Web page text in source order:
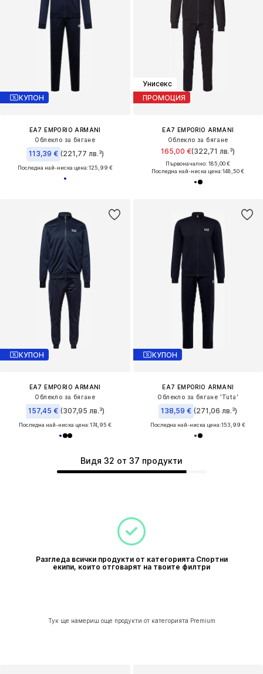
КУПОН
EA7 EMPORIO ARMANI
Облекло за бягане
113,39 € (221,77 лв.³)
Последна най-ниска цена:125,99 €
Унисекс
ПРОМОЦИЯ
EA7 EMPORIO ARMANI
Облекло за бягане
165,00 €(322,71 лв.³)
Първоначално: 185,00 €
Последна най-ниска цена:148,50 €
КУПОН
EA7 EMPORIO ARMANI
Облекло за бягане
157,45 € (307,95 лв.³)
Последна най-ниска цена:174,95 €
КУПОН
EA7 EMPORIO ARMANI
Облекло за бягане 'Tuta'
138,59 € (271,06 лв.³)
Последна най-ниска цена:153,99 €
Видя 32 от 37 продукти
Разгледа всички продукти от категорията Спортни
екипи, които отговарят на твоите филтри
Тук ще намериш още продукти от категорията Premium